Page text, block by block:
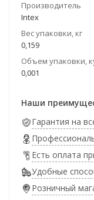
Производитель
Intex
Вес упаковки, кг
0,159
Объем упаковки,
0,001
Наши
Гарантия на
Есть оплата
Удобные
Розничный